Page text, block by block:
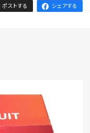
ポストする シェアする